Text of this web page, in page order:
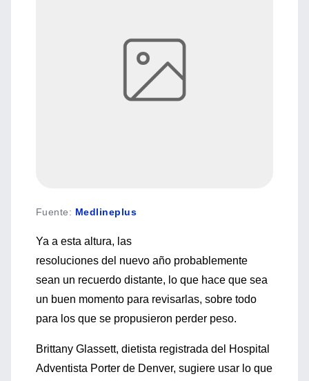
Fuente: Medlineplus
Ya a esta altura, las
resoluciones del nuevo año probablemente
sean un recuerdo distante, lo que hace que sea
un buen momento para revisarlas, sobre todo
para los que se propusieron perder peso.
Brittany Glassett, dietista registrada del Hospital
Adventista Porter de Denver, sugiere usar lo que